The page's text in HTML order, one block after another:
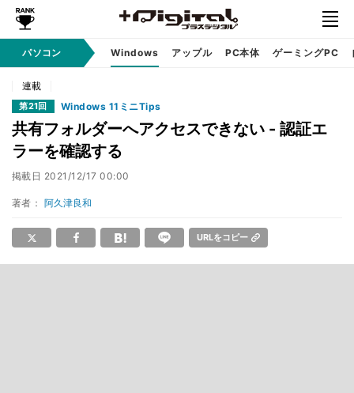
パソコン Windows アップル PC本体 ゲーミングPC
連載
第21回 Windows 11ミニTips
共有フォルダーへアクセスできない - 認証エ
ラーを確認する
掲載日 2021/12/17 00:00
著者： 阿久津良和
URLをコピー